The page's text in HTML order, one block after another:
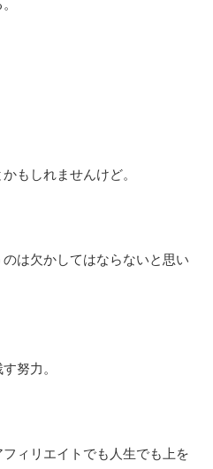
もしれませんけど。
のは欠かしてはならないと思い
努力。
ィリエイトでも人生でも上を